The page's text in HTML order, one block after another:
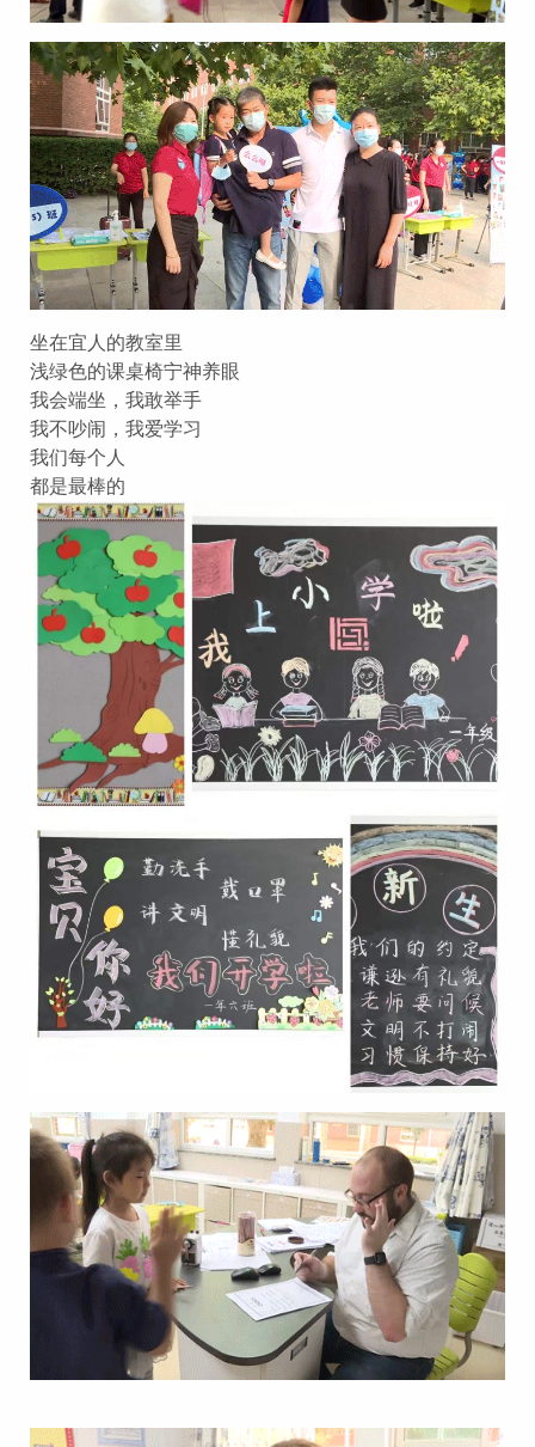
坐在宜人的教室里
浅绿色的课桌椅宁神养眼
我会端坐，我敢举手
我不吵闹，我爱学习
我们每个人
都是最棒的